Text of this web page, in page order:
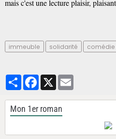
mais c'est une lecture plaisir,
immeuble solidarité comédie
PartagerFacebook
X
Mon 1er roman